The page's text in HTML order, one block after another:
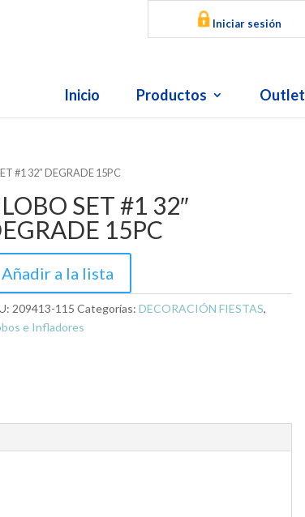
Iniciar sesión
Inicio Productos Outlet
#1 32″ DEGRADE 15PC
SET #1 32″
15PC
Añadir a la lista
209413-115 Categorías:DECORACIÓN FIESTAS,
e Infladores